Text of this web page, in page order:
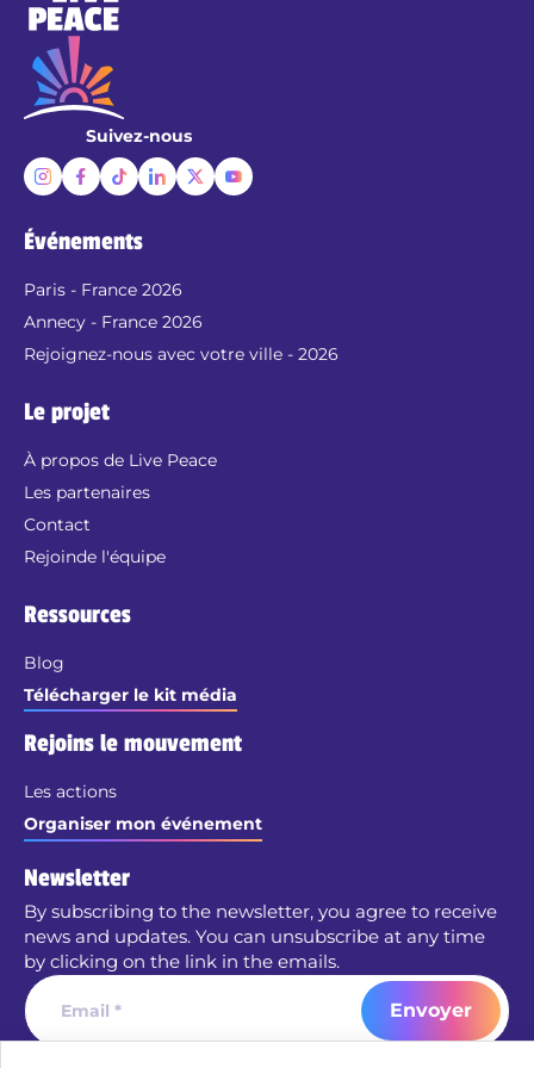
Suivez-nous
Événements
Paris - France 2026
Annecy - France 2026
Rejoignez-nous avec votre ville - 2026
Le projet
À propos de Live Peace
Les partenaires
Contact
Rejoinde l'équipe
Ressources
Blog
Télécharger le kit média
Rejoins le mouvement
Les actions
Organiser mon événement
Newsletter
By subscribing to the newsletter, you agree to receive
news and updates. You can unsubscribe at any time
by clicking on the link in the emails.
Envoyer